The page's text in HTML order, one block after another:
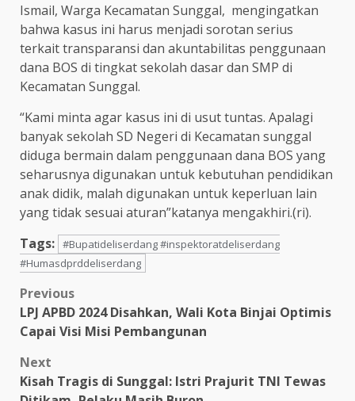
Ismail, Warga Kecamatan Sunggal, mengingatkan
bahwa kasus ini harus menjadi sorotan serius
terkait transparansi dan akuntabilitas penggunaan
dana BOS di tingkat sekolah dasar dan SMP di
Kecamatan Sunggal.
“Kami minta agar kasus ini di usut tuntas. Apalagi
banyak sekolah SD Negeri di Kecamatan sunggal
diduga bermain dalam penggunaan dana BOS yang
seharusnya digunakan untuk kebutuhan pendidikan
anak didik, malah digunakan untuk keperluan lain
yang tidak sesuai aturan”katanya mengakhiri.(ri).
Tags: #Bupatideliserdang #inspektoratdeliserdang
#Humasdprddeliserdang
Post
navigation
Previous
LPJ APBD 2024 Disahkan, Wali Kota Binjai Optimis
Capai Visi Misi Pembangunan
Next
Kisah Tragis di Sunggal: Istri Prajurit TNI Tewas